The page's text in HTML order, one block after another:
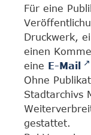
Für eine
Druckwerk,
einen
eine E-Mail
Ohne
Stadtarchivs
gestattet.